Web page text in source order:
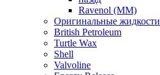
Ravenol (ММ)
Оригинальные жидкости
British Petroleum
Turtle Wax
Shell
Valvoline